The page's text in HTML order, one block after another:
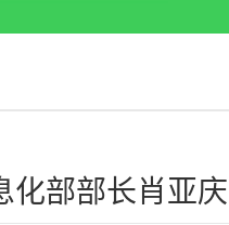
化部部长肖亚